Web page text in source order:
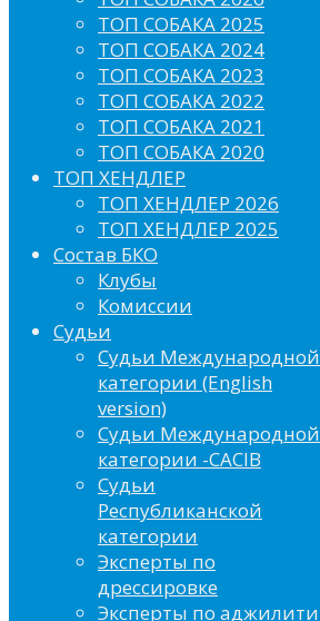
ТОП СОБАКА 2025
ТОП СОБАКА 2024
ТОП СОБАКА 2023
ТОП СОБАКА 2022
ТОП СОБАКА 2021
ТОП СОБАКА 2020
ТОП ХЕНДЛЕР
ТОП ХЕНДЛЕР 2026
ТОП ХЕНДЛЕР 2025
Состав БКО
Клубы
Комиссии
Судьи
Судьи Международной
категории (English
version)
Судьи Международной
категории -CACIB
Судьи
Республиканской
категории
Эксперты по
дрессировке
Эксперты по аджилити